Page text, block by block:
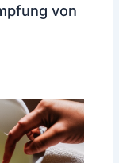
von